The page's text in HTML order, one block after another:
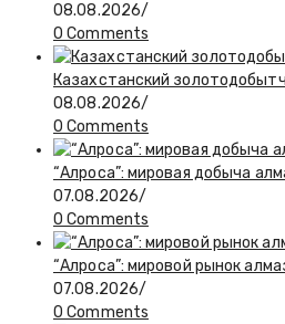
08.08.2026/
0 Comments
Казахстанский
08.08.2026/
0 Comments
“Алроса”: мировая добыча
07.08.2026/
0 Comments
“Алроса”: мировой рынок
07.08.2026/
0 Comments